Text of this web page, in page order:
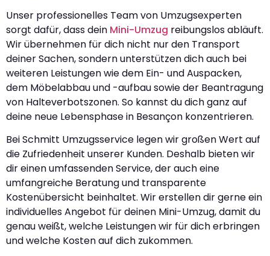
Unser professionelles Team von Umzugsexperten
sorgt dafür, dass dein Mini-Umzug reibungslos abläuft.
Wir übernehmen für dich nicht nur den Transport
deiner Sachen, sondern unterstützen dich auch bei
weiteren Leistungen wie dem Ein- und Auspacken,
dem Möbelabbau und -aufbau sowie der Beantragung
von Halteverbotszonen. So kannst du dich ganz auf
deine neue Lebensphase in Besançon konzentrieren.
Bei Schmitt Umzugsservice legen wir großen Wert auf
die Zufriedenheit unserer Kunden. Deshalb bieten wir
dir einen umfassenden Service, der auch eine
umfangreiche Beratung und transparente
Kostenübersicht beinhaltet. Wir erstellen dir gerne ein
individuelles Angebot für deinen Mini-Umzug, damit du
genau weißt, welche Leistungen wir für dich erbringen
und welche Kosten auf dich zukommen.